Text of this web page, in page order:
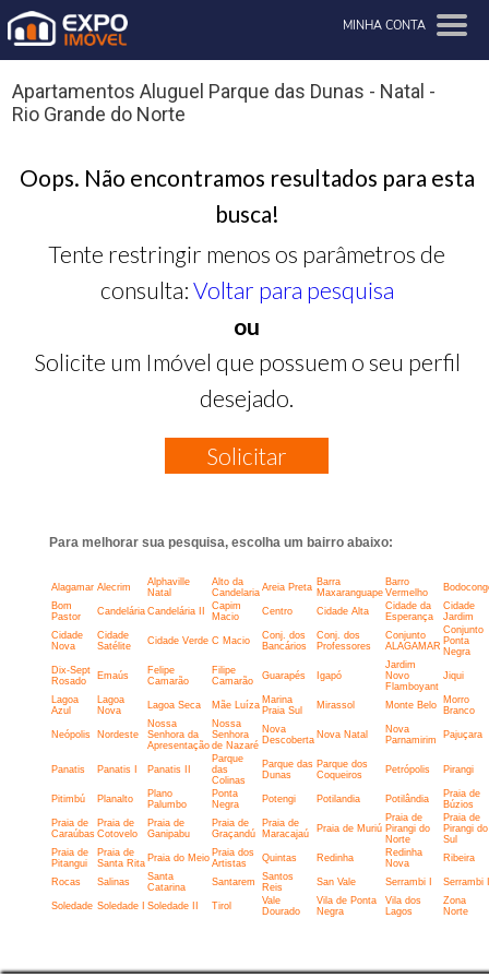
MINHA CONTA
Apartamentos Aluguel Parque das Dunas - Natal -
Rio Grande do Norte
Oops. Não encontramos resultados para esta
busca!
Tente restringir menos os parâmetros de
consulta: Voltar para pesquisa
ou
Solicite um Imóvel que possuem o seu perfil
desejado.
Solicitar
Para melhorar sua pesquisa, escolha um bairro abaixo:
Alagamar Alecrim
Alphaville
Natal
Alto da
Candelaria Areia Preta Barra
Maxaranguape
Barro
Vermelho
Bom
Pastor
Candelária Candelária II
Capim
Macio
Centro Cidade Alta
Cidade da
Esperança
Cidade
Jardim
Cidade
Nova
Cidade
Satélite
Cidade Verde C Macio
Conj. dos
Bancários
Conj. dos
Professores
Conjunto
ALAGAMAR
Conjunto
Ponta
Negra
Dix-Sept
Rosado
Emaús
Felipe
Camarão
Filipe
Camarão
Guarapés Igapó
Jardim
Novo
Flamboyant
Jiqui
Lagoa
Azul
Lagoa
Nova
Lagoa Seca Mãe Luíza Marina
Praia Sul
Mirassol Monte Belo
Morro
Branco
Neópolis Nordeste
Nossa
Senhora da
Apresentação
Nossa
Senhora
de Nazaré
Nova
Descoberta Nova Natal
Nova
Parnamirim
Pajuçara
Panatis Panatis I Panatis II
Parque
das
Colinas
Parque das
Dunas
Parque dos
Coqueiros
Petrópolis Pirangi
Pitimbú Planalto
Plano
Palumbo
Ponta
Negra
Potengi Potilandia Potilândia
Praia de
Búzios
Praia de
Caraúbas
Praia de
Cotovelo
Praia de
Ganipabu
Praia de
Graçandú
Praia de
Maracajaú
Praia de Muriú
Praia de
Pirangi do
Norte
Praia de
Pirangi do
Sul
Praia de
Pitangui
Praia de
Santa Rita Praia do Meio Praia dos
Artistas
Quintas Redinha
Redinha
Nova
Ribeira
Rocas Salinas
Santa
Catarina
Santarem
Santos
Reis
San Vale Serrambi I Serrambi
Soledade Soledade I Soledade II Tirol
Vale
Dourado
Vila de Ponta
Negra
Vila dos
Lagos
Zona
Norte